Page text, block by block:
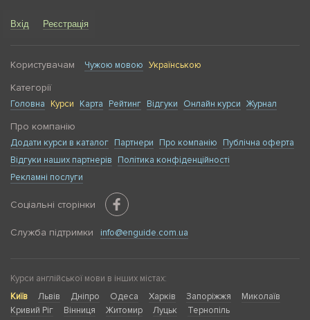
мовою.
або ведете ділове листування з іноземними
Займаєте посаду, пов'язану з експортом, IT,
консалтингом або працюєте в будь-якій іншій
сфері, де потрібні знання ділової термінології.
Проходите співбесіду в міжнародній компанії або
звучати професійно та впевнено.
Будуєте міжнародний бізнес і хочете спілкуватися
з інвесторами, партнерами та замовниками на
рівних.
Вивчивши бізнес-англійську, ви навчитеся
відеодзвінках, презентувати ідеї, домовлятися і
відстоювати свою позицію.
Вхід Реєстрація
Користувачам Чужою мовою Українською
Категорії
Головна Курси Карта Рейтинг Відгуки Онлайн курси Журнал
Про компанію
Додати курси в каталог Партнери Про компанію
Публічна оферта
Відгуки наших партнерів
Політика конфіденційності
Рекламні послуги
Соціальні сторінки
Служба підтримки info@enguide.com.ua
Курси англійської мови в інших містах:
Київ
Львів Дніпро Одеса Харків Запоріжжя
Миколаїв
Кривий Ріг
Вінниця Житомир Луцьк
Тернопіль